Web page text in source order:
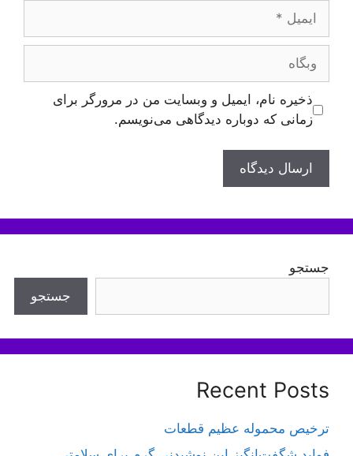
ایمیل
وبگاه
ذخیره نام، ایمیل و وبسایت من در مرورگر برای
زمانی که دوباره دیدگاهی می‌نویسم.
جستجو
جستجو
Recent Posts
ترخیص محموله عظیم قطعات